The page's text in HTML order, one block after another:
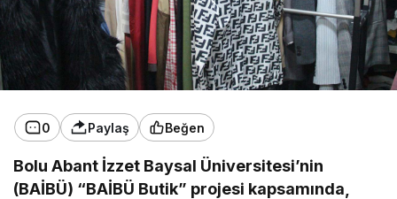
0 Paylaş Beğen
Bolu Abant İzzet Baysal Üniversitesi’nin
(BAİBÜ) “BAİBÜ Butik” projesi kapsamında,